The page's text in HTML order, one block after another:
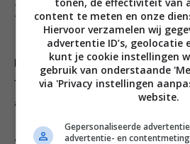
Bereiding
Fruitlaag:
1. Schil de appels en verwijder
appels in stukjes en doe ze in de
content te meten en onze
Hiervoor verzamelen wij
advertentie ID’s, geolocatie
kunt je cookie instellingen
gebruik van onderstaande
via 'Privacy instellingen
website.
Gepersonaliseerde
advertentie- en